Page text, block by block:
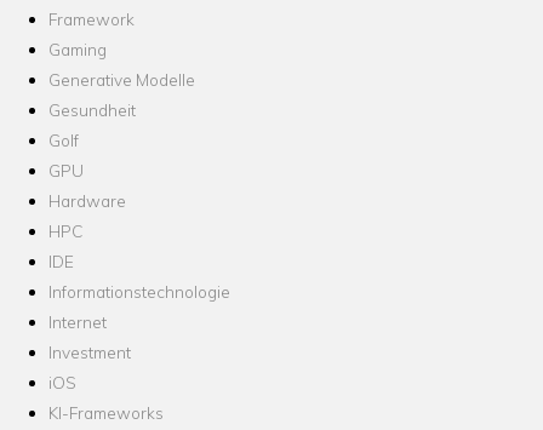
Framework
Gaming
Generative Modelle
Gesundheit
Golf
GPU
Hardware
HPC
IDE
Informationstechnologie
Internet
Investment
iOS
KI-Frameworks